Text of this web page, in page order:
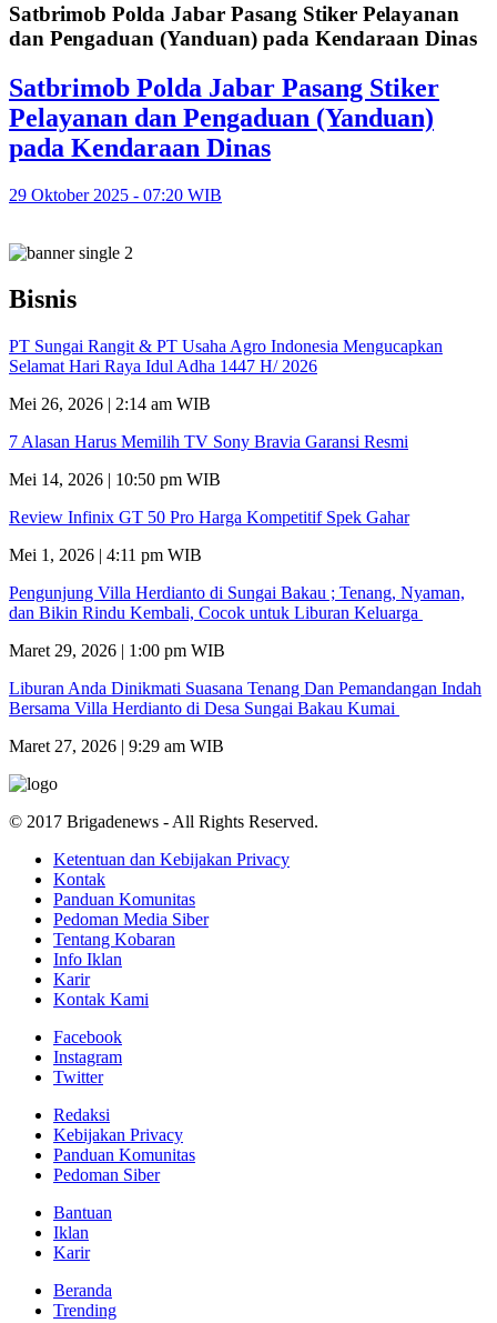
Satbrimob Polda Jabar Pasang Stiker Pelayanan
dan Pengaduan (Yanduan) pada Kendaraan Dinas
Satbrimob Polda Jabar Pasang Stiker
Pelayanan dan Pengaduan (Yanduan)
pada Kendaraan Dinas
29 Oktober 2025 - 07:20 WIB
Bisnis
PT Sungai Rangit & PT Usaha Agro Indonesia Mengucapkan
Selamat Hari Raya Idul Adha 1447 H/ 2026
Mei 26, 2026 | 2:14 am WIB
7 Alasan Harus Memilih TV Sony Bravia Garansi Resmi
Mei 14, 2026 | 10:50 pm WIB
Review Infinix GT 50 Pro Harga Kompetitif Spek Gahar
Mei 1, 2026 | 4:11 pm WIB
Pengunjung Villa Herdianto di Sungai Bakau ; Tenang, Nyaman,
dan Bikin Rindu Kembali, Cocok untuk Liburan Keluarga
Maret 29, 2026 | 1:00 pm WIB
Liburan Anda Dinikmati Suasana Tenang Dan Pemandangan Indah
Bersama Villa Herdianto di Desa Sungai Bakau Kumai
Maret 27, 2026 | 9:29 am WIB
© 2017 Brigadenews - All Rights Reserved.
Ketentuan dan Kebijakan Privacy
Kontak
Panduan Komunitas
Pedoman Media Siber
Tentang Kobaran
Info Iklan
Karir
Kontak Kami
Facebook
Instagram
Twitter
Redaksi
Kebijakan Privacy
Panduan Komunitas
Pedoman Siber
Bantuan
Iklan
Karir
Beranda
Trending